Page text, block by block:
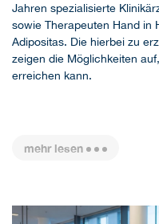
Jahren spezialisierte
sowie Therapeuten Hand in
Adipositas. Die hierbei zu
zeigen die Möglichkeiten
erreichen kann.
mehr lesen